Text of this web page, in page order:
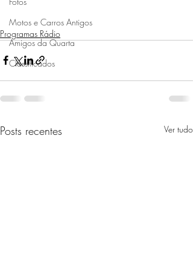
Motos e Carros Antigos
Amigos da Quarta
Classificados
Programas Rádio
Posts recentes Ver tudo